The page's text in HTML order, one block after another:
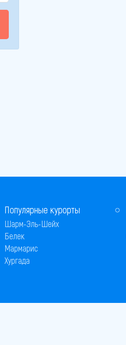
Популярные курорты
Шарм-Эль-Шейх
Белек
Мармарис
Хургада